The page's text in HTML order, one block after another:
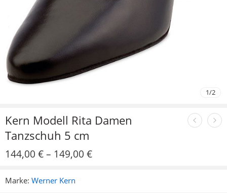
1/2
Kern Modell Rita Damen
Tanzschuh 5 cm
144,00 €– 149,00 €
Marke: Werner Kern